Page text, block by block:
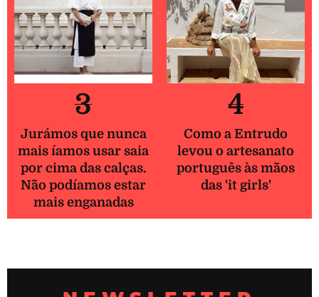
3
Jurámos que nunca
mais íamos usar saia
por cima das calças.
Não podíamos estar
mais enganadas
4
Como a Entrudo
levou o artesanato
português às mãos
das 'it girls'